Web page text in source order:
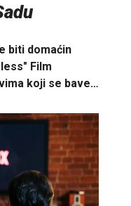
biti domaćin
Film
koji se bave…